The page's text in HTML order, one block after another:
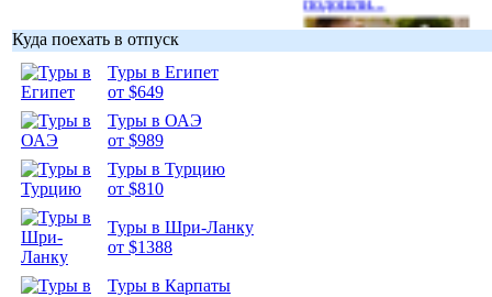
Куда поехать в отпуск
Туры в Египет
от $649
Туры в ОАЭ
от $989
Туры в Турцию
от $810
Туры в Шри-Ланку
от $1388
Туры в Карпаты